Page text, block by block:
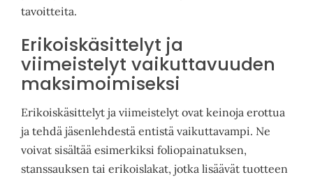
tavoitteita.
Erikoiskäsittelyt ja
viimeistelyt vaikuttavuuden
maksimoimiseksi
Erikoiskäsittelyt ja viimeistelyt ovat keinoja erottua
ja tehdä jäsenlehdestä entistä vaikuttavampi. Ne
voivat sisältää esimerkiksi foliopainatuksen,
stanssauksen tai erikoislakat, jotka lisäävät tuotteen